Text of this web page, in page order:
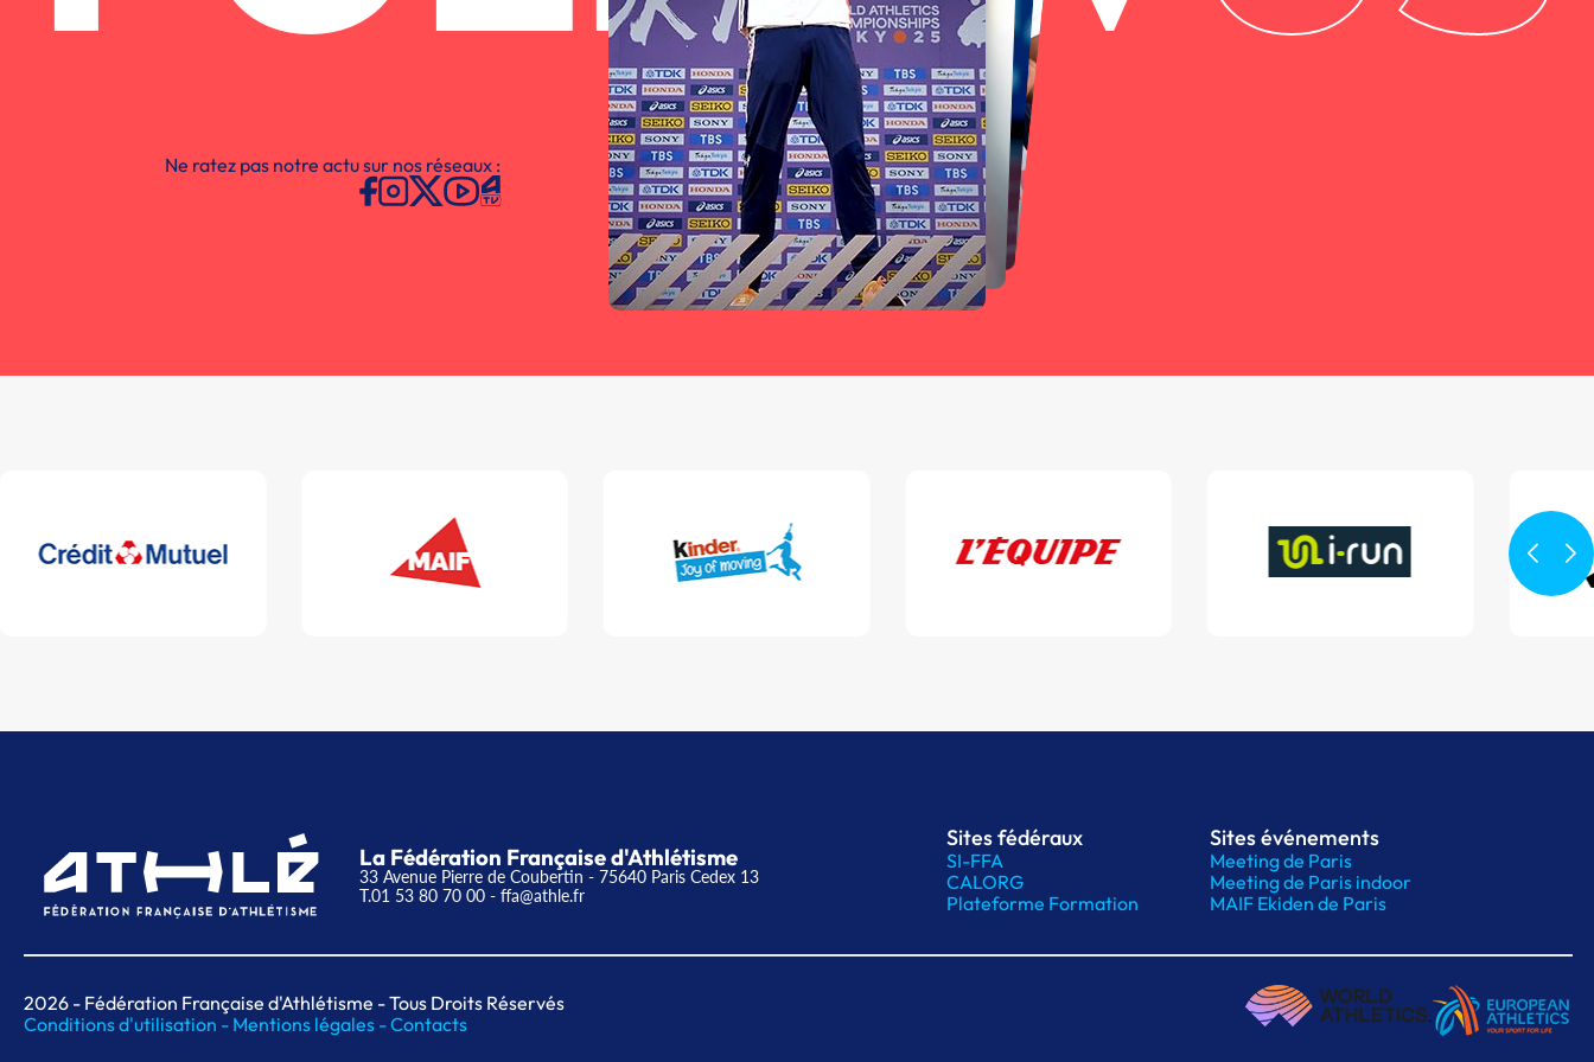
Ne ratez pas notre actu sur nos réseaux :
La Fédération Française d'Athlétisme
33 Avenue Pierre de Coubertin - 75640 Paris Cedex 13
T.01 53 80 70 00 - ffa@athle.fr
Sites fédéraux
SI-FFA
CALORG
Plateforme Formation
Sites événements
Meeting de Paris
Meeting de Paris indoor
MAIF Ekiden de Paris
2026 - Fédération Française d'Athlétisme - Tous Droits Réservés
Conditions d'utilisation - Mentions légales -Contacts